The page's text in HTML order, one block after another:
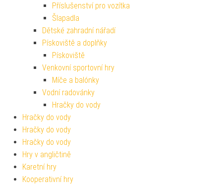
Příslušenství pro vozítka
Šlapadla
Dětské zahradní nářadí
Pískoviště a doplňky
Pískoviště
Venkovní sportovní hry
Míče a balónky
Vodní radovánky
Hračky do vody
Hračky do vody
Hračky do vody
Hračky do vody
Hry v angličtině
Karetní hry
Kooperativní hry